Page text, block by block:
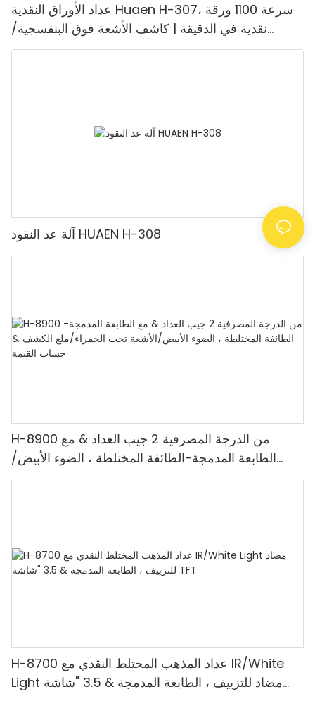
عداد الأوراق النقدية Huaen H-307، سرعة 1100 ورقة
نقدية في الدقيقة | كاشف الأشعة فوق البنفسجية/
المغناطيسية/الأشعة تحت الحمراء/التزييف، مناسب لعد
آلة عد النقود HUAEN H-308
H-8900 من الدرجة المصرفية 2 جيب العداد & مع
الطابعة المدمجة-الطائفة المختلطة ، الضوء الأبيض/
الأشعة تحت الحمراء/ملغ الكشف & حساب القيمة
H-8700 عداد المذهب المختلط النقدي مع IR/White
Light مضاد للتزييف ، الطابعة المدمجة & 3.5 "شاشة